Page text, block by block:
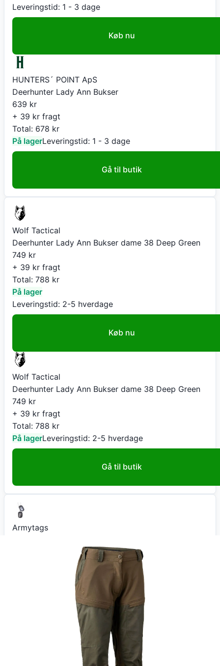
Leveringstid: 1 - 3 dage
Køb nu
HUNTERS´ POINT ApS
Deerhunter Lady Ann Bukser
639 kr
+ 39 kr fragt
Total: 678 kr
På lagerLeveringstid: 1 - 3 dage
Gå til butik
Wolf Tactical
Deerhunter Lady Ann Bukser dame 38 Deep Green
749 kr
+ 39 kr fragt
Total: 788 kr
På lager
Leveringstid: 2-5 hverdage
Køb nu
Wolf Tactical
Deerhunter Lady Ann Bukser dame 38 Deep Green
749 kr
+ 39 kr fragt
Total: 788 kr
På lagerLeveringstid: 2-5 hverdage
Gå til butik
Armytags
5-20 hverdage
Køb nu